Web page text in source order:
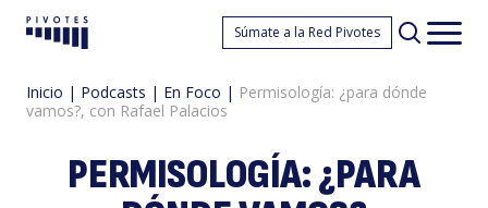
Pivotes Súmate a la Red Pivotes
Inicio | Podcasts | En Foco | Permisología: ¿para dónde
vamos?, con Rafael Palacios
PERMISOLOGÍA: ¿PARA